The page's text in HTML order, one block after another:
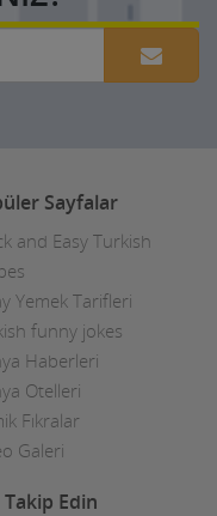
Sayfalar
and Easy Turkish
Yemek Tarifleri
funny jokes
Haberleri
Otelleri
Fıkralar
Galeri
Takip Edin